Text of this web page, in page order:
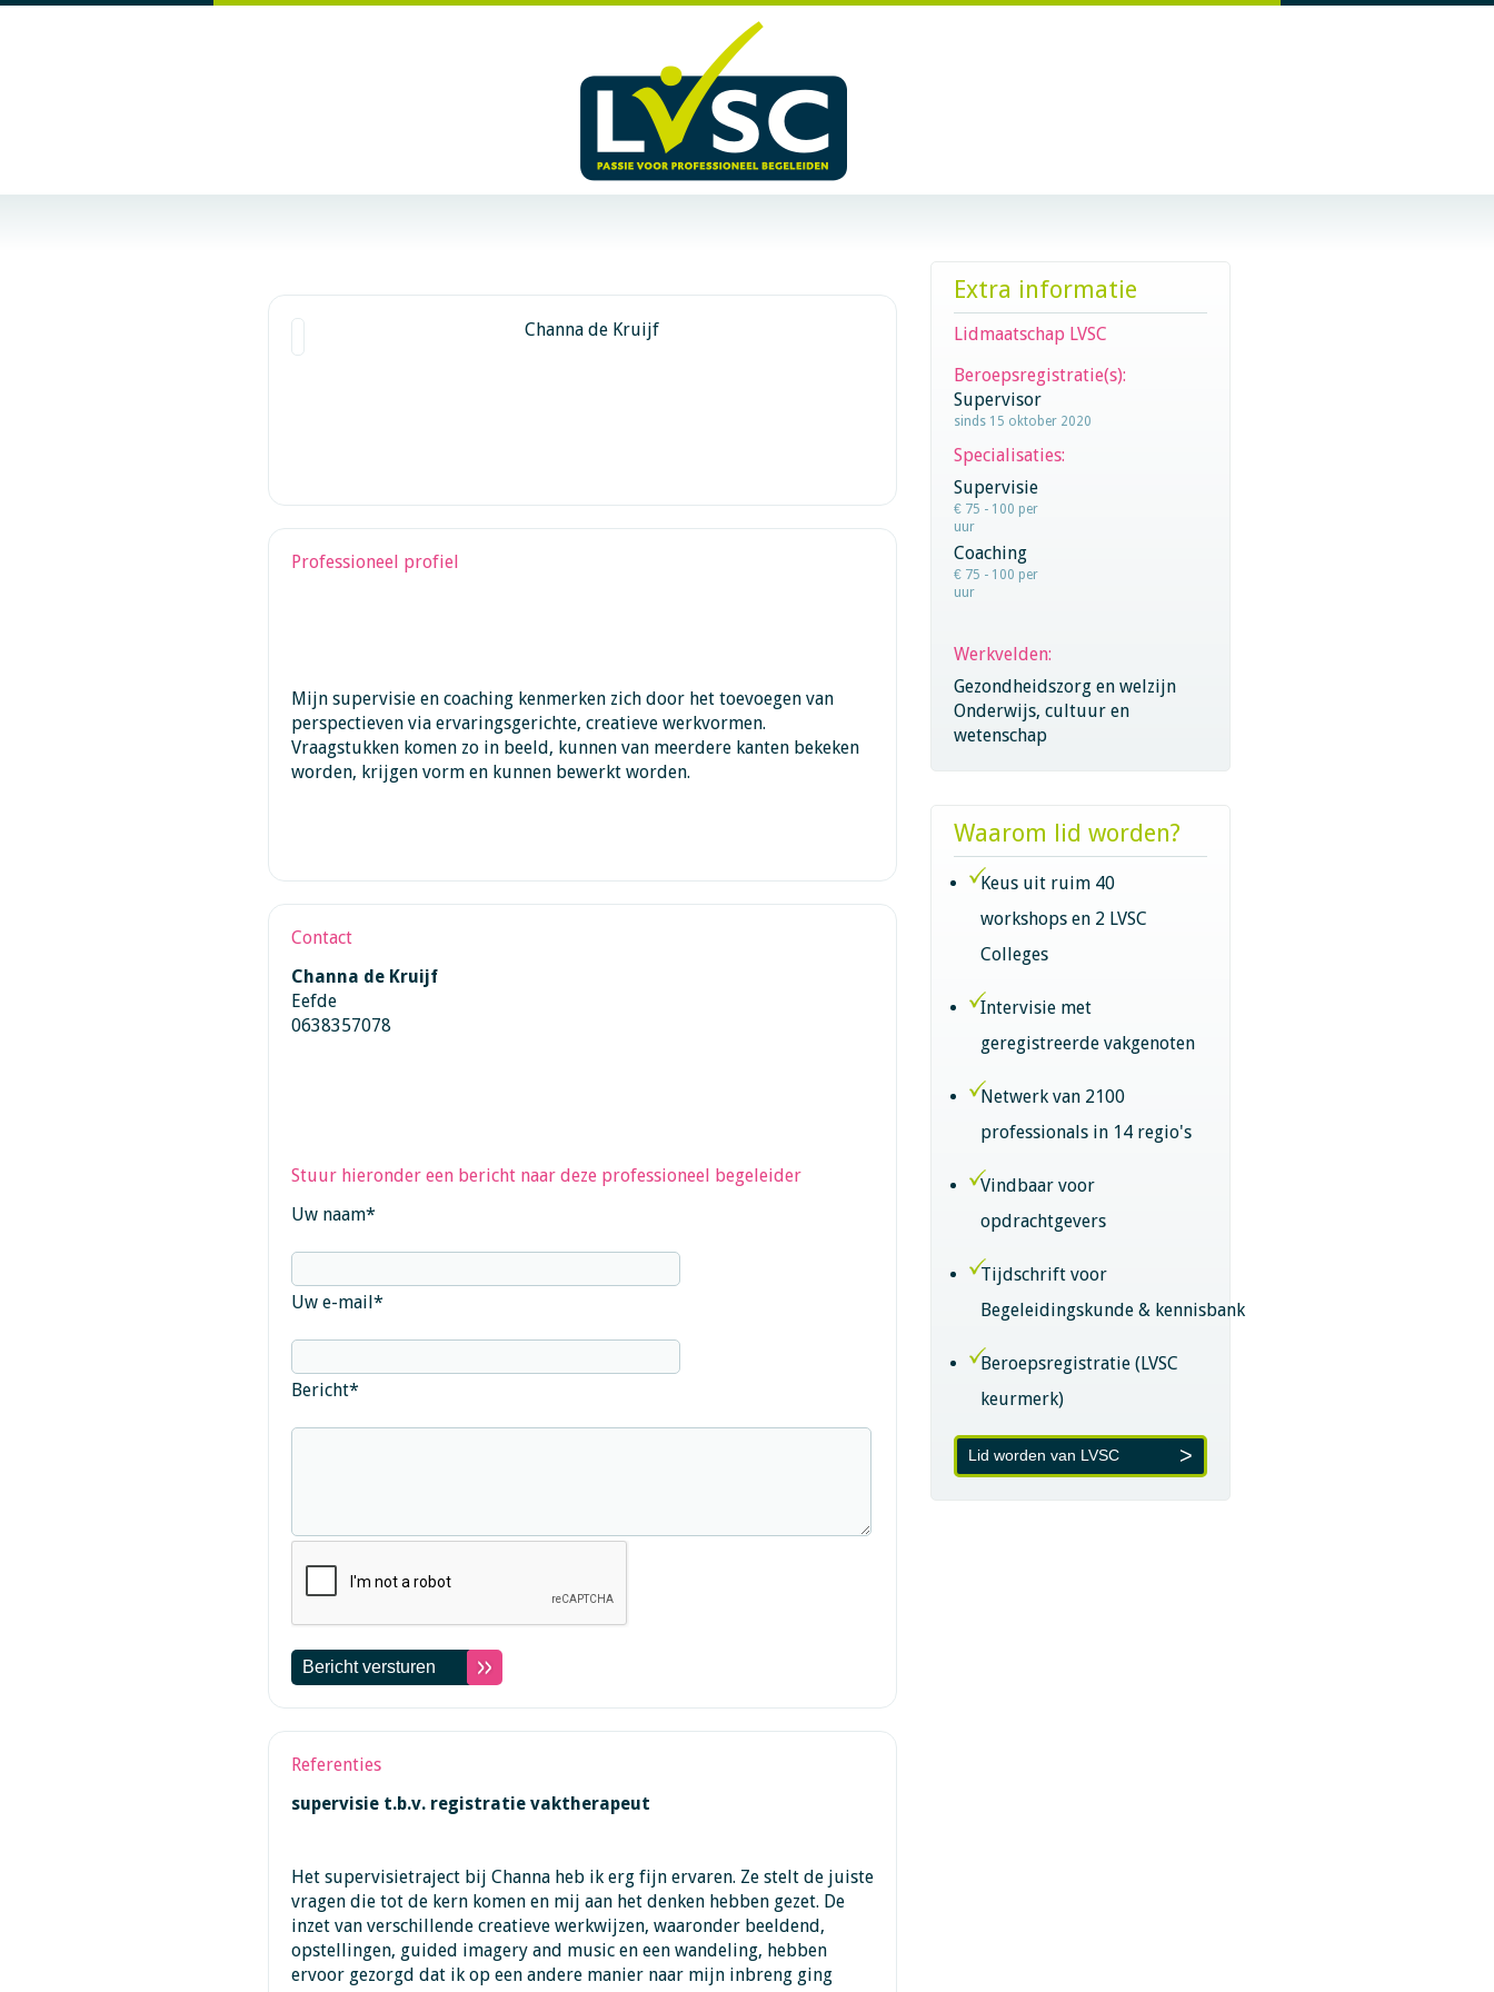
Channa de Kruijf
Professioneel profiel
Mijn supervisie en coaching kenmerken zich door het toevoegen van
perspectieven via ervaringsgerichte, creatieve werkvormen.
Vraagstukken komen zo in beeld, kunnen van meerdere kanten bekeken
worden, krijgen vorm en kunnen bewerkt worden.
Contact
Channa de Kruijf
Eefde
0638357078
Stuur hieronder een bericht naar deze professioneel begeleider
Uw naam*
Uw e-mail*
Bericht*
Referenties
supervisie t.b.v. registratie vaktherapeut
Het supervisietraject bij Channa heb ik erg fijn ervaren. Ze stelt de juiste
vragen die tot de kern komen en mij aan het denken hebben gezet. De
inzet van verschillende creatieve werkwijzen, waaronder beeldend,
opstellingen, guided imagery and music en een wandeling, hebben
ervoor gezorgd dat ik op een andere manier naar mijn inbreng ging
Extra informatie
Lidmaatschap LVSC
Beroepsregistratie(s):
Supervisor
sinds 15 oktober 2020
Specialisaties:
Supervisie
€ 75 - 100 per
uur
Coaching
€ 75 - 100 per
uur
Werkvelden:
Gezondheidszorg en welzijn
Onderwijs, cultuur en
wetenschap
Waarom lid worden?
Keus uit ruim 40
workshops en 2 LVSC
Colleges
Intervisie met
geregistreerde vakgenoten
Netwerk van 2100
professionals in 14 regio's
Vindbaar voor
opdrachtgevers
Tijdschrift voor
Begeleidingskunde & kennisbank
Beroepsregistratie (LVSC
keurmerk)
Lid worden van LVSC